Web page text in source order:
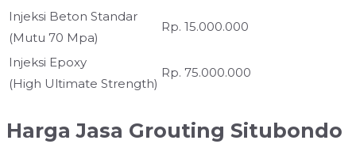
Injeksi Beton Standar
(Mutu 70 Mpa)
Rp. 15.000.000
Injeksi Epoxy
(High Ultimate Strength)
Rp. 75.000.000
Harga Jasa Grouting Situbondo